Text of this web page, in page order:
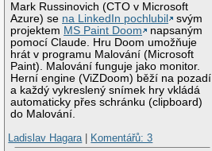
Mark Russinovich (CTO v Microsoft
Azure) se na LinkedIn pochlubil
svým
projektem MS Paint Doom
napsaným
pomocí Claude. Hru Doom umožňuje
hrát v programu Malování (Microsoft
Paint). Malování funguje jako monitor.
Herní engine (ViZDoom) běží na pozadí
a každý vykreslený snímek hry vkládá
automaticky přes schránku (clipboard)
do Malování.
Ladislav Hagara
Komentářů: 3